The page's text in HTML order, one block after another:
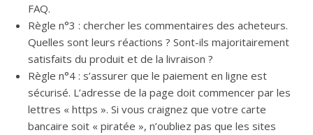
FAQ.
Règle n°3 : chercher les commentaires des acheteurs.
Quelles sont leurs réactions ? Sont-ils majoritairement
satisfaits du produit et de la livraison ?
Règle n°4 : s’assurer que le paiement en ligne est
sécurisé. L’adresse de la page doit commencer par les
lettres « https ». Si vous craignez que votre carte
bancaire soit « piratée », n’oubliez pas que les sites